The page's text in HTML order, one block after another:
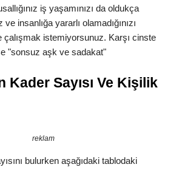
iş yaşamınızı da oldukça
insanlığa yararlı olamadığınızı
çalışmak istemiyorsunuz. Karşı cinste
"sonsuz aşk ve sadakat"
Kader Sayısı Ve Kişilik
reklam
bulurken aşağıdaki tablodaki